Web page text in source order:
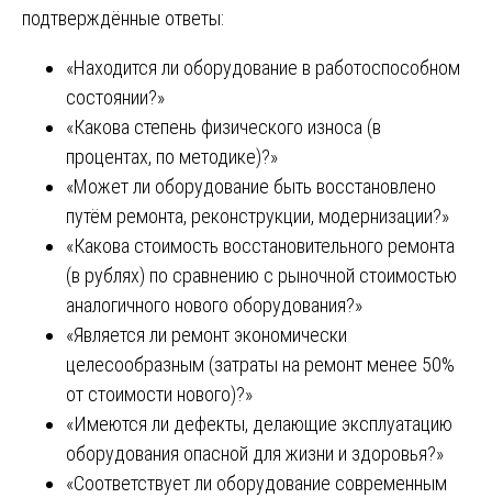
подтверждённые ответы:
«Находится ли оборудование в работоспособном
состоянии?»
«Какова степень физического износа (в
процентах, по методике)?»
«Может ли оборудование быть восстановлено
путём ремонта, реконструкции, модернизации?»
«Какова стоимость восстановительного ремонта
(в рублях) по сравнению с рыночной стоимостью
аналогичного нового оборудования?»
«Является ли ремонт экономически
целесообразным (затраты на ремонт менее 50%
от стоимости нового)?»
«Имеются ли дефекты, делающие эксплуатацию
оборудования опасной для жизни и здоровья?»
«Соответствует ли оборудование современным